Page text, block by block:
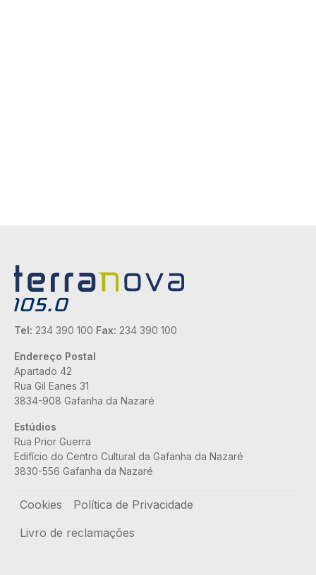
Tel: 234 390 100 Fax: 234 390 100
Endereço Postal
Apartado 42
Rua Gil Eanes 31
3834-908 Gafanha da Nazaré
Estúdios
Rua Prior Guerra
Edifício do Centro Cultural da Gafanha da Nazaré
3830-556 Gafanha da Nazaré
Rodapé
Cookies
Política de Privacidade
Livro de reclamações